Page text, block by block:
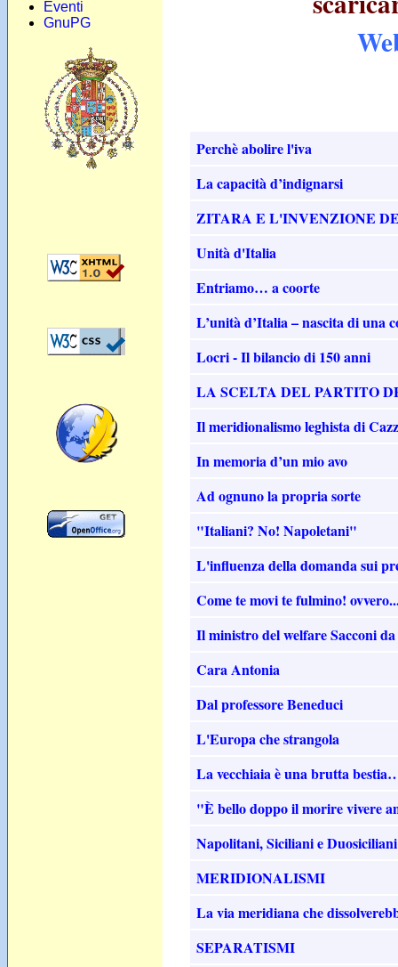
Eventi
GnuPG
Perchè abolire l'iva
La capacità d’indignarsi
ZITARA E L'INVENZIONE
Unità d'Italia
Entriamo… a coorte
L’unità d’Italia – nascita di una
Locri - Il bilancio di 150 anni
LA SCELTA DEL PARTITO
Il meridionalismo leghista di
In memoria d’un mio avo
Ad ognuno la propria sorte
"Italiani? No! Napoletani"
L'influenza della domanda sui
Come te movi te fulmino!
Il ministro del welfare Sacconi da
Cara Antonia
Dal professore Beneduci
L'Europa che strangola
La vecchiaia è una brutta
"È bello doppo il morire vivere
Napolitani, Siciliani e Duosiciliani
MERIDIONALISMI
La via meridiana che
SEPARATISMI